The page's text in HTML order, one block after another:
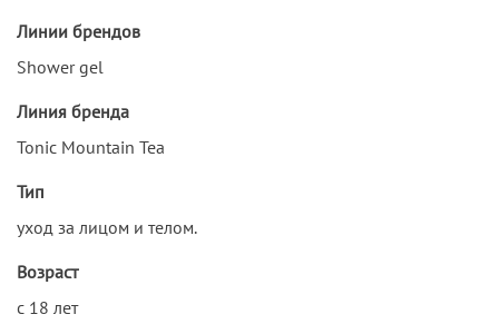
Линии брендов
Shower gel
Линия бренда
Tonic Mountain Tea
Тип
уход за лицом и телом.
Возраст
с 18 лет